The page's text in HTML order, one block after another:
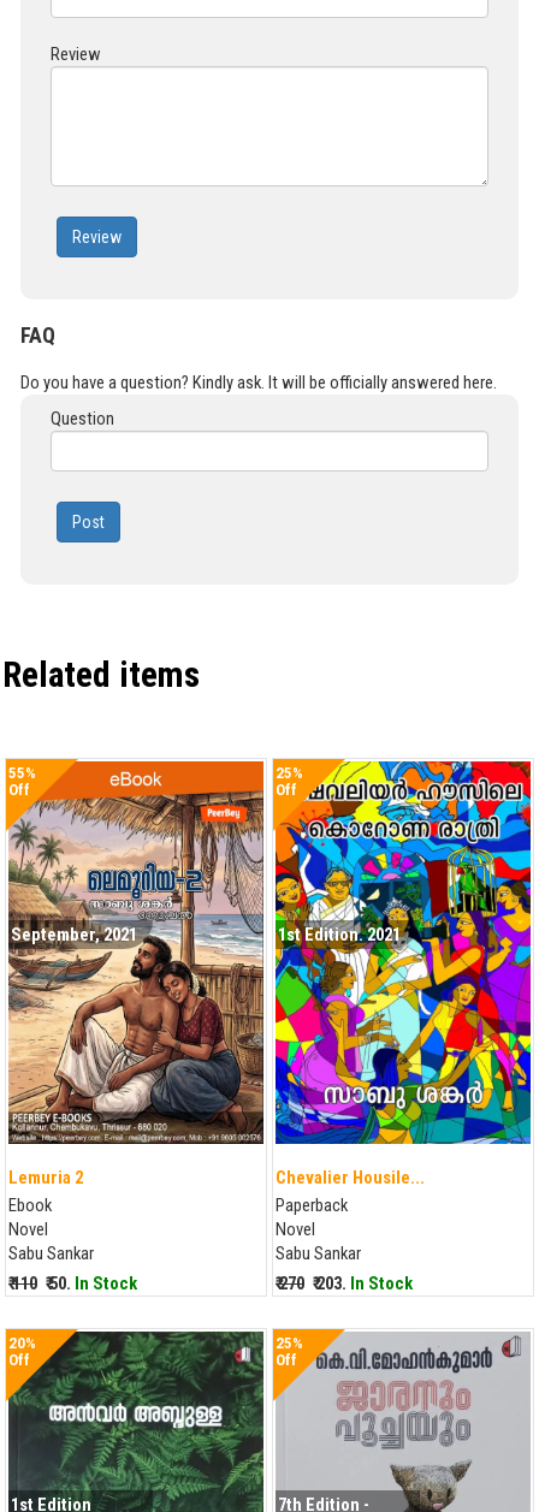
Review
Review
FAQ
Do you have a question? Kindly ask. It will be officially answered here.
Question
Post
Related items
55%
Off
September, 2021
Lemuria 2
Ebook
Novel
Sabu Sankar
₹ 110 ₹ 50. In Stock
25%
Off
1st Edition. 2021
Chevalier Housile...
Paperback
Novel
Sabu Sankar
₹ 270 ₹ 203. In Stock
20%
Off
1st Edition
25%
Off
7th Edition -